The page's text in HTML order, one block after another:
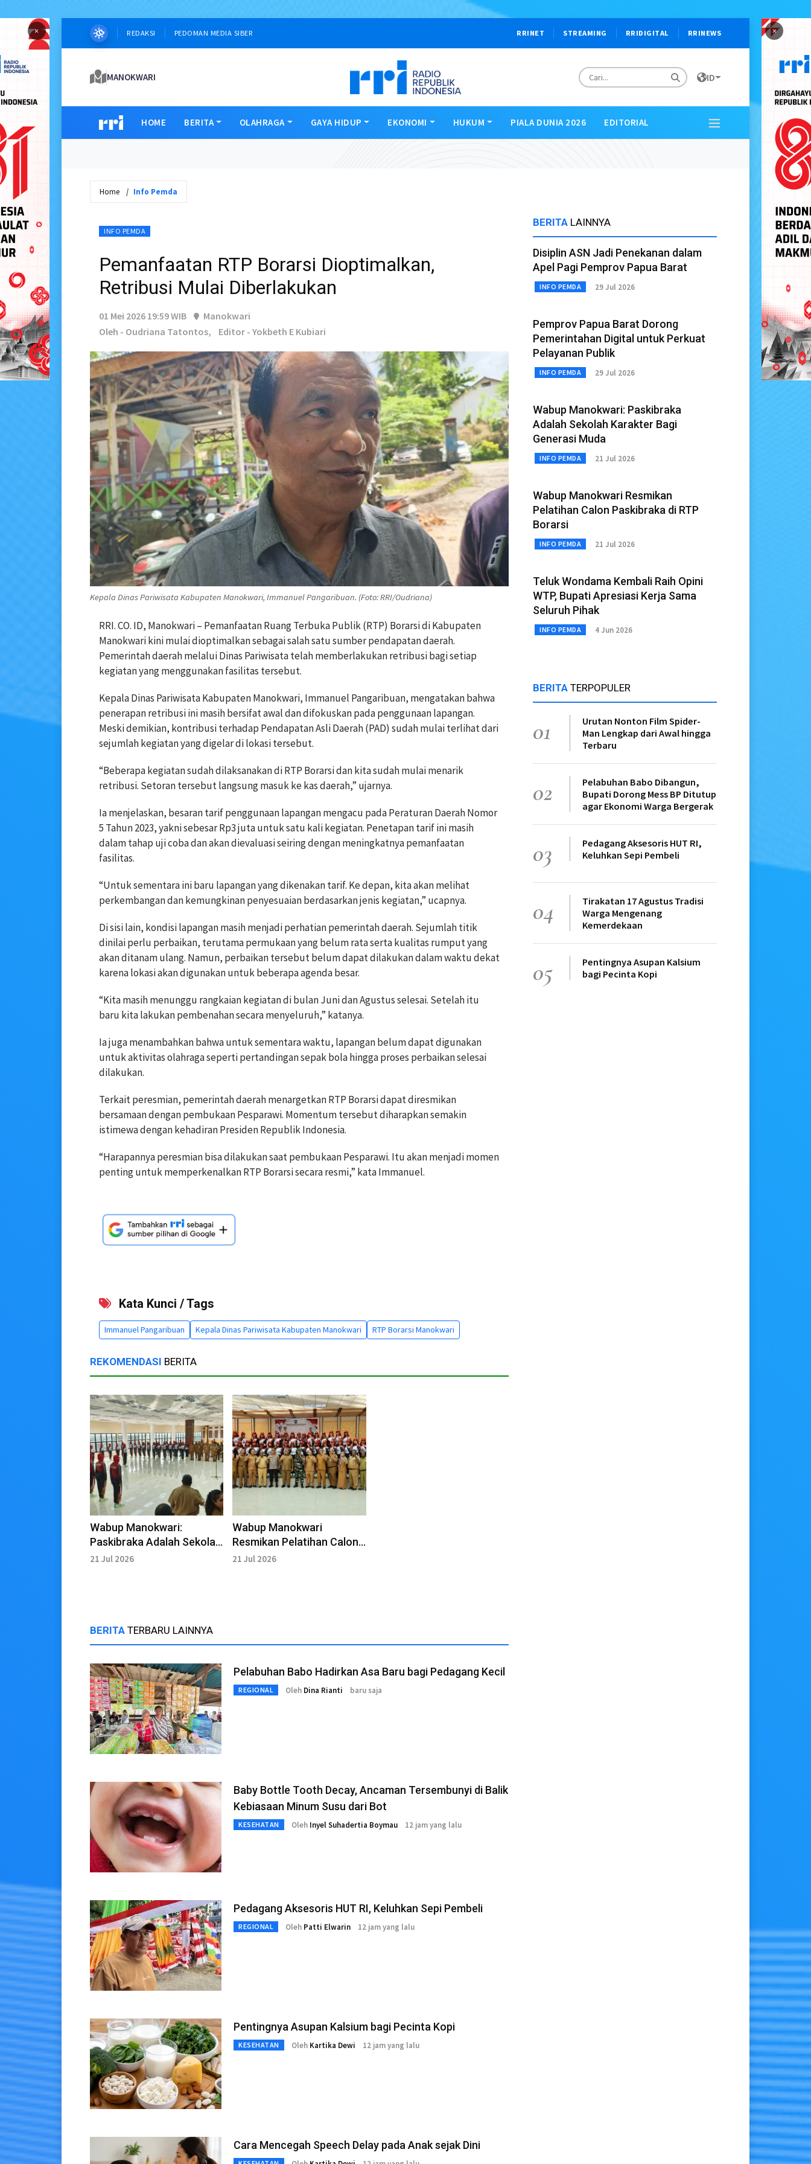
× ×
REDAKSI PEDOMAN MEDIA SIBER RRINET STREAMING RRIDIGITAL RRINEWS
MANOKWARI ID
HOME BERITA OLAHRAGA GAYA HIDUP EKONOMI HUKUM PIALA DUNIA 2026 EDITORIAL
Home Info Pemda
INFO PEMDA
Pemanfaatan RTP Borarsi Dioptimalkan,
Retribusi Mulai Diberlakukan
01 Mei 2026 19:59 WIB
Manokwari
Oleh - Oudriana Tatontos,
Editor - Yokbeth E Kubiari
Kepala Dinas Pariwisata Kabupaten Manokwari, Immanuel Pangaribuan. (Foto: RRI/Oudriana)
RRI. CO. ID, Manokwari – Pemanfaatan Ruang Terbuka Publik (RTP) Borarsi di Kabupaten
Manokwari kini mulai dioptimalkan sebagai salah satu sumber pendapatan daerah.
Pemerintah daerah melalui Dinas Pariwisata telah memberlakukan retribusi bagi setiap
kegiatan yang menggunakan fasilitas tersebut.
Kepala Dinas Pariwisata Kabupaten Manokwari, Immanuel Pangaribuan, mengatakan bahwa
penerapan retribusi ini masih bersifat awal dan difokuskan pada penggunaan lapangan.
Meski demikian, kontribusi terhadap Pendapatan Asli Daerah (PAD) sudah mulai terlihat dari
sejumlah kegiatan yang digelar di lokasi tersebut.
“Beberapa kegiatan sudah dilaksanakan di RTP Borarsi dan kita sudah mulai menarik
retribusi. Setoran tersebut langsung masuk ke kas daerah,” ujarnya.
Ia menjelaskan, besaran tarif penggunaan lapangan mengacu pada Peraturan Daerah Nomor
5 Tahun 2023, yakni sebesar Rp3 juta untuk satu kali kegiatan. Penetapan tarif ini masih
dalam tahap uji coba dan akan dievaluasi seiring dengan meningkatnya pemanfaatan
fasilitas.
“Untuk sementara ini baru lapangan yang dikenakan tarif. Ke depan, kita akan melihat
perkembangan dan kemungkinan penyesuaian berdasarkan jenis kegiatan,” ucapnya.
Di sisi lain, kondisi lapangan masih menjadi perhatian pemerintah daerah. Sejumlah titik
dinilai perlu perbaikan, terutama permukaan yang belum rata serta kualitas rumput yang
akan ditanam ulang. Namun, perbaikan tersebut belum dapat dilakukan dalam waktu dekat
karena lokasi akan digunakan untuk beberapa agenda besar.
“Kita masih menunggu rangkaian kegiatan di bulan Juni dan Agustus selesai. Setelah itu
baru kita lakukan pembenahan secara menyeluruh,” katanya.
Ia juga menambahkan bahwa untuk sementara waktu, lapangan belum dapat digunakan
untuk aktivitas olahraga seperti pertandingan sepak bola hingga proses perbaikan selesai
dilakukan.
Terkait peresmian, pemerintah daerah menargetkan RTP Borarsi dapat diresmikan
bersamaan dengan pembukaan Pesparawi. Momentum tersebut diharapkan semakin
istimewa dengan kehadiran Presiden Republik Indonesia.
“Harapannya peresmian bisa dilakukan saat pembukaan Pesparawi. Itu akan menjadi momen
penting untuk memperkenalkan RTP Borarsi secara resmi,” kata Immanuel.
Kata Kunci / Tags
Immanuel Pangaribuan Kepala Dinas Pariwisata Kabupaten Manokwari RTP Borarsi Manokwari
REKOMENDASI BERITA
Wabup Manokwari:
Paskibraka Adalah Sekolah
Karakter Bagi Generasi
21 Jul 2026
Wabup Manokwari
Resmikan Pelatihan Calon
Paskibraka di RTP Borarsi
21 Jul 2026
BERITA TERBARU LAINNYA
Pelabuhan Babo Hadirkan Asa Baru bagi Pedagang Kecil
REGIONAL Oleh Dina Rianti baru saja
Baby Bottle Tooth Decay, Ancaman Tersembunyi di Balik
Kebiasaan Minum Susu dari Bot
KESEHATAN Oleh Inyel Suhadertia Boymau 12 jam yang lalu
Pedagang Aksesoris HUT RI, Keluhkan Sepi Pembeli
REGIONAL Oleh Patti Elwarin 12 jam yang lalu
Pentingnya Asupan Kalsium bagi Pecinta Kopi
KESEHATAN Oleh Kartika Dewi 12 jam yang lalu
Cara Mencegah Speech Delay pada Anak sejak Dini
BERITA LAINNYA
Disiplin ASN Jadi Penekanan dalam
Apel Pagi Pemprov Papua Barat
INFO PEMDA 29 Jul 2026
Pemprov Papua Barat Dorong
Pemerintahan Digital untuk Perkuat
Pelayanan Publik
INFO PEMDA 29 Jul 2026
Wabup Manokwari: Paskibraka
Adalah Sekolah Karakter Bagi
Generasi Muda
INFO PEMDA 21 Jul 2026
Wabup Manokwari Resmikan
Pelatihan Calon Paskibraka di RTP
Borarsi
INFO PEMDA 21 Jul 2026
Teluk Wondama Kembali Raih Opini
WTP, Bupati Apresiasi Kerja Sama
Seluruh Pihak
INFO PEMDA 4 Jun 2026
BERITA TERPOPULER
01
Urutan Nonton Film Spider-
Man Lengkap dari Awal hingga
Terbaru
02
Pelabuhan Babo Dibangun,
Bupati Dorong Mess BP Ditutup
agar Ekonomi Warga Bergerak
03
Pedagang Aksesoris HUT RI,
Keluhkan Sepi Pembeli
04
Tirakatan 17 Agustus Tradisi
Warga Mengenang
Kemerdekaan
05
Pentingnya Asupan Kalsium
bagi Pecinta Kopi